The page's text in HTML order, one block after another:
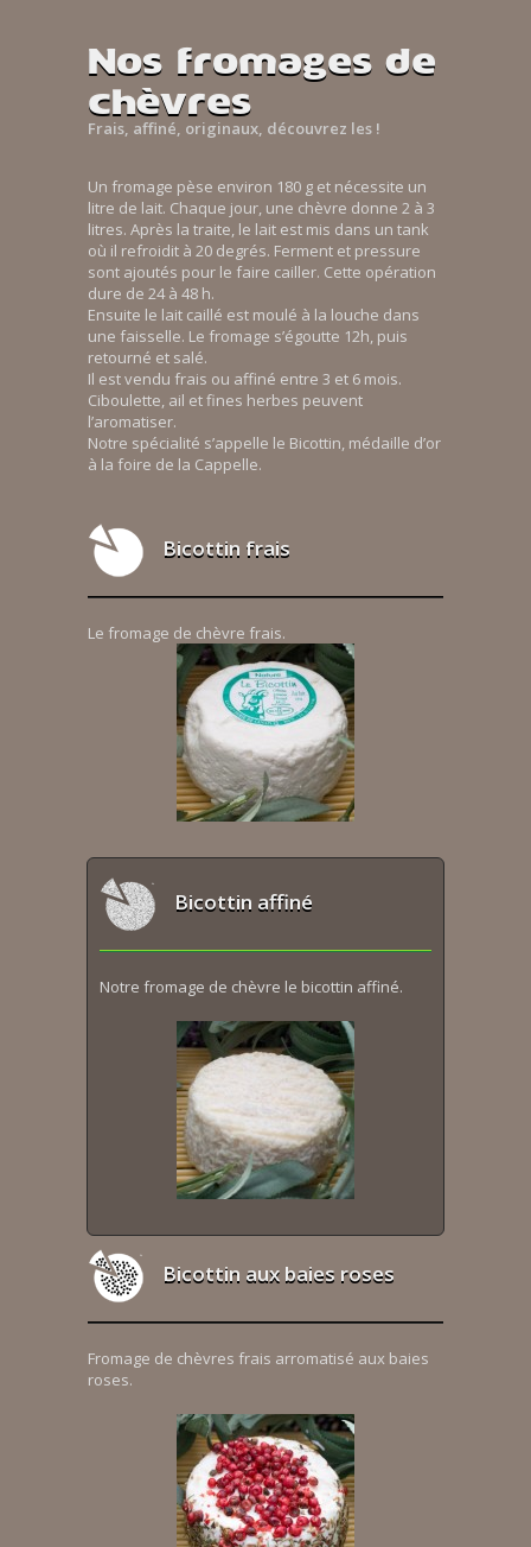
Nos fromages de
chèvres
Frais, affiné, originaux, découvrez les !
Un fromage pèse environ 180 g et nécessite un
litre de lait. Chaque jour, une chèvre donne 2 à 3
litres. Après la traite, le lait est mis dans un tank
où il refroidit à 20 degrés. Ferment et pressure
sont ajoutés pour le faire cailler. Cette opération
dure de 24 à 48 h.
Ensuite le lait caillé est moulé à la louche dans
une faisselle. Le fromage s’égoutte 12h, puis
retourné et salé.
Il est vendu frais ou affiné entre 3 et 6 mois.
Ciboulette, ail et fines herbes peuvent
l’aromatiser.
Notre spécialité s’appelle le Bicottin, médaille d’or
à la foire de la Cappelle.
Bicottin frais
Le fromage de chèvre frais.
Bicottin affiné
Notre fromage de chèvre le bicottin affiné.
Bicottin aux baies roses
Fromage de chèvres frais arromatisé aux baies
roses.